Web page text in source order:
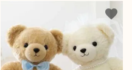
favorite